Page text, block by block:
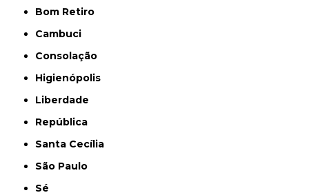
Bom Retiro
Cambuci
Consolação
Higienópolis
Liberdade
República
Santa Cecília
São Paulo
Sé